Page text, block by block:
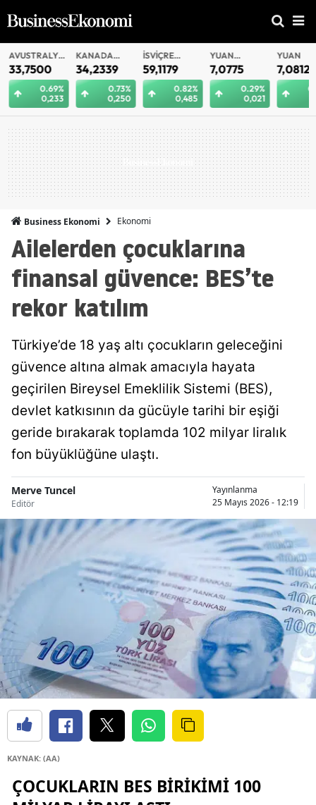
AVUSTRALYA
DOLARI
33,7500
0.69%
0,233
KANADA
DOLARI
34,2339
0.73%
0,250
İSVIÇRE
FRANKI
59,1179
0.82%
0,485
YUAN
OFFSHORE
7,0775
0.29%
0,021
YUAN
7,0812
Business Ekonomi Ekonomi
Ailelerden çocuklarına
finansal güvence: BES’te
rekor katılım
Türkiye’de 18 yaş altı çocukların geleceğini
güvence altına almak amacıyla hayata
geçirilen Bireysel Emeklilik Sistemi (BES),
devlet katkısının da gücüyle tarihi bir eşiği
geride bırakarak toplamda 102 milyar liralık
fon büyüklüğüne ulaştı.
Merve Tuncel
Editör
Yayınlanma
25 Mayıs 2026 - 12:19
KAYNAK: (AA)
ÇOCUKLARIN BES BİRİKİMİ 100